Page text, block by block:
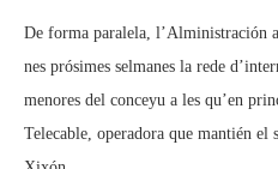
De forma paralela, l’Alministración
nes prósimes selmanes la rede
menores del conceyu a les qu’en
Telecable, operadora que mantién el